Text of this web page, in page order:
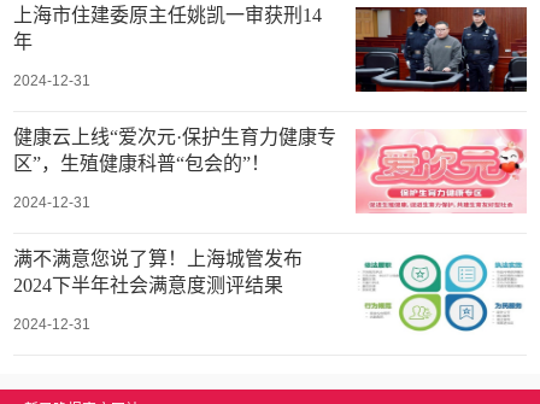
上海市住建委原主任姚凯一审获刑14
年
2024-12-31
健康云上线“爱次元·保护生育力健康专
区”，生殖健康科普“包会的”！
2024-12-31
满不满意您说了算！上海城管发布
2024下半年社会满意度测评结果
2024-12-31